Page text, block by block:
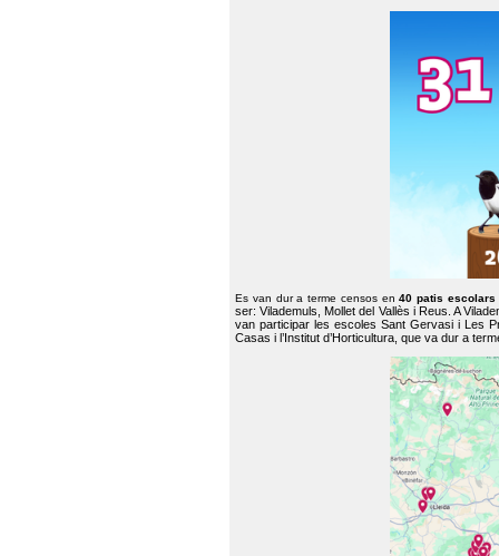
Es van dur a terme censos en40 patis escolars
ser: Vilademuls, Mollet del Vallès i Reus. A
van participar les escoles Sant Gervasi i Les
Casas i l’Institut d’Horticultura, que va dur a